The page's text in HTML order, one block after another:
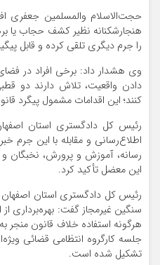
حجت‌الاسلام والمسلمین جعفری
هنجارشکنانه نظیر کشف حجاب یا
را جرم دیگری تلقی کرده و قابل
وی هشدار داد: برخی افراد در
دادن واقعیت، تلاش دارند دو
کنند؛ این اقدامات مشمول پیگرد
رئیس کل دادگستری استان
اطلاع‌رسانی و مقابله با این جرم
رسانه، آموزش و پرورش، نخبگان
این معضل تأکید کرد.
رئیس کل دادگستری استان اصفهان
سنگین غیرمجاز گفت: بهره‌برداری
هرگونه استفاده خلاف قانون
جلسه کارگروه انتظامی قضائی
تشکیل شده است.